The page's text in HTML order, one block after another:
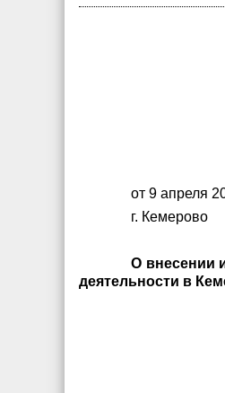
от 9 апреля
г. Кемерово
О внесении
деятельности в